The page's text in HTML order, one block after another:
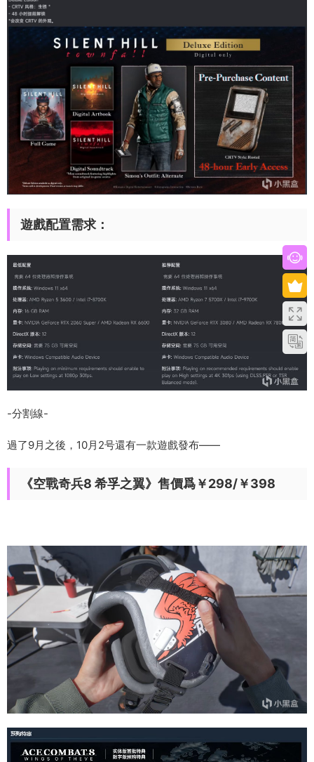
遊戲配置需求：
-分割線-
過了9月之後，10月2号還有一款遊戲發布——
《空戰奇兵8 希孚之翼》售價爲￥298/￥398